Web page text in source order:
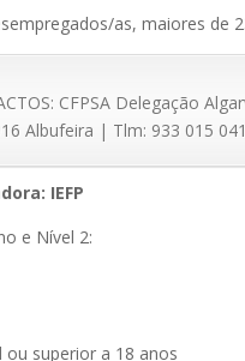
as, maiores de
CFPSA Delegação
Albufeira | Tlm: 933 015
IEFP
e Nível 2:
ou superior a 18 anos